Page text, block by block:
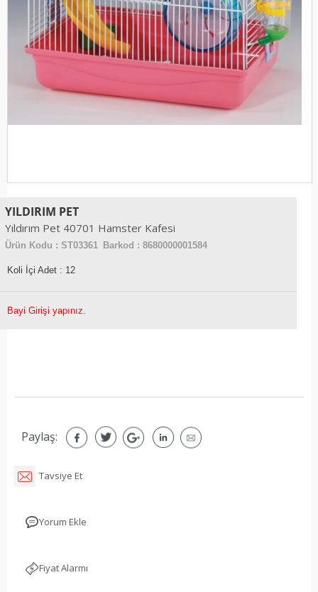
YILDIRIM PET
Yıldırım Pet 40701 Hamster Kafesi
Ürün Kodu : ST03361 Barkod : 8680000001584
Koli İçi Adet : 12
Bayi Girişi yapınız.
Paylaş:
Tavsiye Et
Yorum Ekle
Fiyat Alarmı